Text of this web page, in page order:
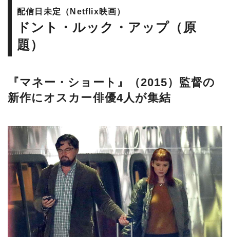
配信日未定（Netflix映画）
ドント・ルック・アップ（原
題）
『マネー・ショート』（2015）監督の
新作にオスカー俳優4人が集結